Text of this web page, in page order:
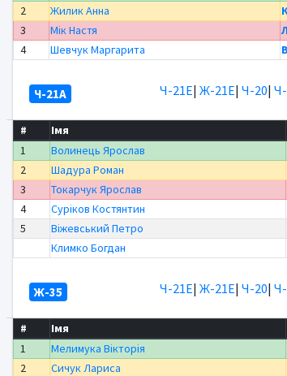
2
Жилик Анна
3
Мік Настя
4
Шевчук Маргарита
Ч-21А Ч-21Е| Ж-21Е| Ч-20|
# Імя
1
Волинець Ярослав
2
Шадура Роман
3
Токарчук Ярослав
4
Суріков Костянтин
5
Віжевський Петро
Климко Богдан
Ж-35 Ч-21Е| Ж-21Е| Ч-20|
# Імя
1
Мелимука Вікторія
2
Сичук Лариса